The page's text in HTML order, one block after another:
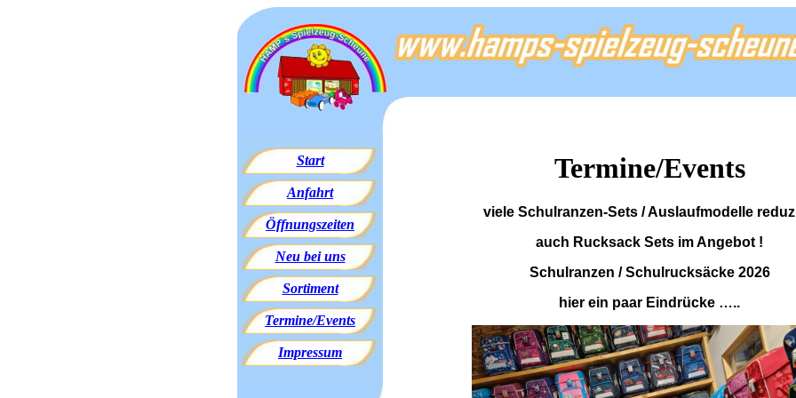
Start
Anfahrt
Öffnungszeiten
Neu bei uns
Sortiment
Termine/Events
Impressum
Termine/Events
viele Schulranzen-Sets / Auslaufmodelle
auch Rucksack Sets im Angebot !
Schulranzen / Schulrucksäcke 2026
hier ein paar Eindrücke …..